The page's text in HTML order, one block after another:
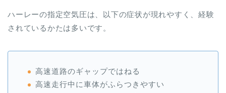
ハーレーの指定空気圧は、以下の症状が現れやすく、経験
されているかたは多いです。
高速道路のギャップではねる
高速走行中に車体がふらつきやすい